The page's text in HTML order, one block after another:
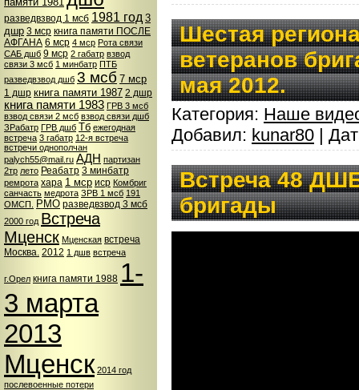
разведвзвод 1 мсб 1981 год 3
дшр 3 мср книга памяти ПОСЛЕ
АФГАНА 6 мср 4 мср Рота связи
САБ дшб 9 мср 2 габатр взвод
связи 3 мсб 1 минбатр ПТБ
разведвзвод дшб 3 мсб 7 мср
1 дшр книга памяти 1987 2 дшр
книга памяти 1983 ГРВ 3 мсб
взвод связи 2 мсб взвод связи дшб
ЗРабатр ГРВ дшб Тб ежегодная
встреча 3 габатр 12-я встреча
встречи однополчан
palych55@mail.ru АДН партизан
2тр лето Реабатр 3 минбатр
ремрота хара 1 мср иср Комбриг
санчасть медрота ЗРВ 1 мсб 191
ОМСП.
РМО разведвзвод 3 мсб
2000 год Встреча
Мценск Мценская встреча
Москва. 2012 1 дшв встреча
г.Орел книга памяти 1988 1-
3 марта
2013
Мценск 2014 год
послевоенные потери
Шестая
ветеранов
мая 2012.
Категория: Наше
Добавил: kunar80 |
Встреча 48
бригады